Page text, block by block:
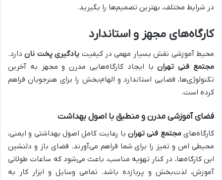
در شرایط مختلف، بهترین تصمیم‌ها را بگیرید.
کارگاه‌های مجهز و استاندارد
محیط آموزشی نقش بسیار مهمی در کیفیت یادگیری پخت ناندارد.
مجتمع فنی تهرانبا ایجاد کارگاه‌هایی مدرن و مجهز به آخرین
تکنولوژی‌ها، فضایی استاندارد و الهام‌بخش را برای هنرجویان فراهم
کرده است.
فضای آموزشی مدرن و منطبق با اصول بهداشت
کارگاه‌هایمجتمع فنی تهرانبا رعایت کامل اصول بهداشتی و ایمنی،
محیطی امن و تمیز را برای شما فراهم می‌آورند. فضای باز و دلنشین
این کارگاه‌ها، در کنار تهویه مناسب، باعث می‌شود که ساعات طولانی
آموزش، لذت‌بخش و پربازده باشد. تمامی وسایل و ابزار کار به